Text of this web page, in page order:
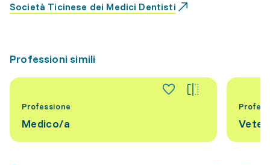
Società Ticinese dei Medici Dentisti
Professioni simili
Professione
Medico/a